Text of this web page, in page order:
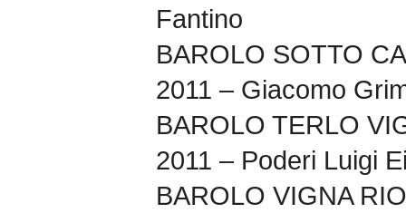
Fantino
BAROLO SOTTO
2011 – Giacomo
BAROLO TERLO
2011 – Poderi Luigi
BAROLO VIGNA